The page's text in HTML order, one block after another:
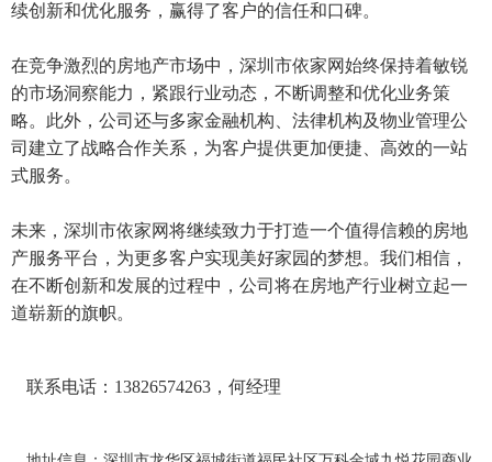
续创新和优化服务，赢得了客户的信任和口碑。
在竞争激烈的房地产市场中，深圳市依家网始终保持着敏锐
的市场洞察能力，紧跟行业动态，不断调整和优化业务策
略。此外，公司还与多家金融机构、法律机构及物业管理公
司建立了战略合作关系，为客户提供更加便捷、高效的一站
式服务。
未来，深圳市依家网将继续致力于打造一个值得信赖的房地
产服务平台，为更多客户实现美好家园的梦想。我们相信，
在不断创新和发展的过程中，公司将在房地产行业树立起一
道崭新的旗帜。
联系电话：13826574263，何经理